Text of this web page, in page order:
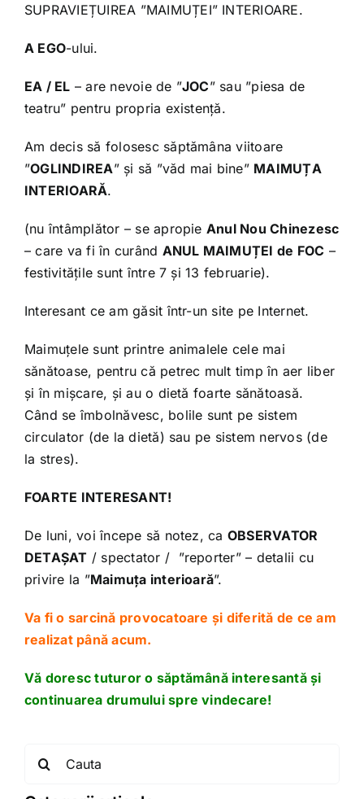
SUPRAVIEȚUIREA ”MAIMUȚEI” INTERIOARE.
A EGO-ului.
EA / EL – are nevoie de ”JOC” sau ”piesa de
teatru” pentru propria existență.
Am decis să folosesc săptămâna viitoare
”OGLINDIREA” și să ”văd mai bine” MAIMUȚA
INTERIOARĂ.
(nu întâmplător – se apropie Anul Nou Chinezesc
– care va fi în curând ANUL MAIMUȚEI de FOC –
festivitățile sunt între 7 și 13 februarie).
Interesant ce am găsit într-un site pe Internet.
Maimuțele sunt printre animalele cele mai
sănătoase, pentru că petrec mult timp în aer liber
și în mișcare, și au o dietă foarte sănătoasă.
Când se îmbolnăvesc, bolile sunt pe sistem
circulator (de la dietă) sau pe sistem nervos (de
la stres).
FOARTE INTERESANT!
De luni, voi începe să notez, ca OBSERVATOR
DETAȘAT / spectator / ”reporter” – detalii cu
privire la ”Maimuța interioară”.
Va fi o sarcină provocatoare și diferită de ce am
realizat până acum.
Vă doresc tuturor o săptămână interesantă și
continuarea drumului spre vindecare!